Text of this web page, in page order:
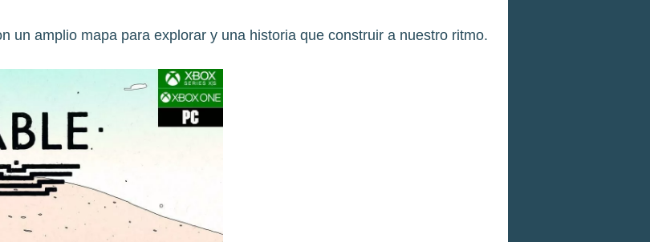
un amplio mapa para explorar y una historia que construir a nuestro ritmo.